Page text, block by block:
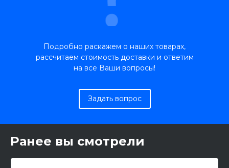
Подробно раскажем о наших товарах,
рассчитаем стоимость доставки и ответим
на все Ваши вопросы!
Задать вопрос
Ранее вы смотрели